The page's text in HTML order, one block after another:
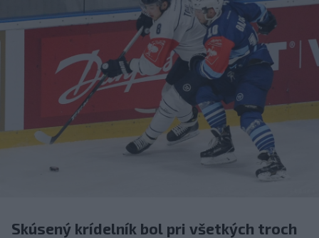
Skúsený krídelník bol pri všetkých troch